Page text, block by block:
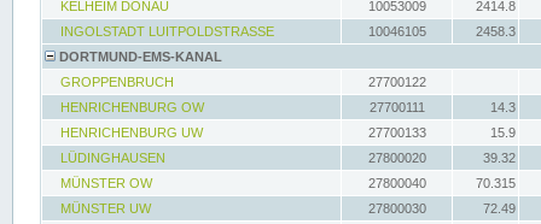
KELHEIM DONAU
10053009
2414.8
INGOLSTADT LUITPOLDSTRASSE
10046105
2458.3
DORTMUND-EMS-KANAL
GROPPENBRUCH
27700122
HENRICHENBURG OW
27700111
14.3
HENRICHENBURG UW
27700133
15.9
LÜDINGHAUSEN
27800020
39.32
MÜNSTER OW
27800040
70.315
MÜNSTER UW
27800030
72.49